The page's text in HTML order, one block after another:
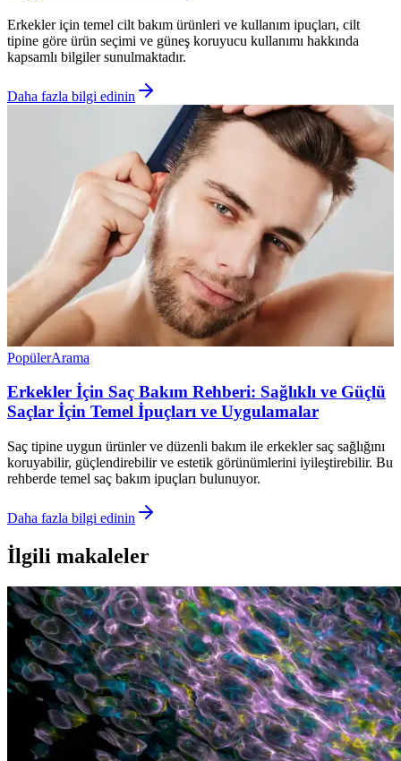
Erkekler için temel cilt bakım ürünleri ve kullanım ipuçları, cilt
tipine göre ürün seçimi ve güneş koruyucu kullanımı hakkında
kapsamlı bilgiler sunulmaktadır.
Daha fazla bilgi edinin
PopülerArama
Erkekler İçin Saç Bakım Rehberi: Sağlıklı ve Güçlü
Saçlar İçin Temel İpuçları ve Uygulamalar
Saç tipine uygun ürünler ve düzenli bakım ile erkekler saç sağlığını
koruyabilir, güçlendirebilir ve estetik görünümlerini iyileştirebilir. Bu
rehberde temel saç bakım ipuçları bulunuyor.
Daha fazla bilgi edinin
İlgili makaleler